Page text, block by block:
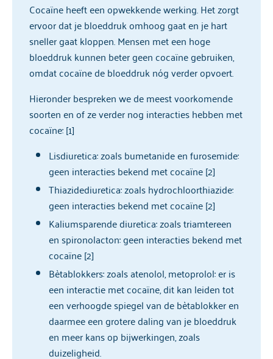
Cocaïne heeft een opwekkende werking. Het zorgt
ervoor dat je bloeddruk omhoog gaat en je hart
sneller gaat kloppen. Mensen met een hoge
bloeddruk kunnen beter geen cocaïne gebruiken,
omdat cocaïne de bloeddruk nóg verder opvoert.
Hieronder bespreken we de meest voorkomende
soorten en of ze verder nog interacties hebben met
cocaïne: [1]
Lisdiuretica: zoals bumetanide en furosemide:
geen interacties bekend met cocaïne [2]
Thiazidediuretica: zoals hydrochloorthiazide:
geen interacties bekend met cocaïne [2]
Kaliumsparende diuretica: zoals triamtereen
en spironolacton: geen interacties bekend met
cocaïne [2]
Bètablokkers: zoals atenolol, metoprolol: er is
een interactie met cocaïne, dit kan leiden tot
een verhoogde spiegel van de bètablokker en
daarmee een grotere daling van je bloeddruk
en meer kans op bijwerkingen, zoals
duizeligheid.